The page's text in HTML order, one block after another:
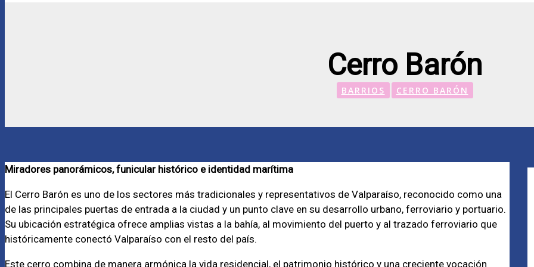
Cerro Barón
BARRIOS CERRO BARÓN
Miradores panorámicos, funicular histórico e identidad marítima
El Cerro Barón es uno de los sectores más tradicionales y representativos de Valparaíso, reconocido como una
de las principales puertas de entrada a la ciudad y un punto clave en su desarrollo urbano, ferroviario y portuario.
Su ubicación estratégica ofrece amplias vistas a la bahía, al movimiento del puerto y al trazado ferroviario que
históricamente conectó Valparaíso con el resto del país.
Este cerro combina de manera armónica la vida residencial, el patrimonio histórico y una creciente vocación